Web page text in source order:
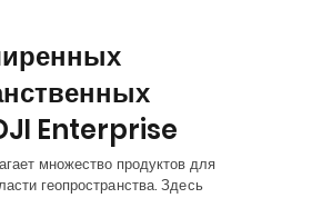
Enterprise
множество продуктов для
геопространства. Здесь